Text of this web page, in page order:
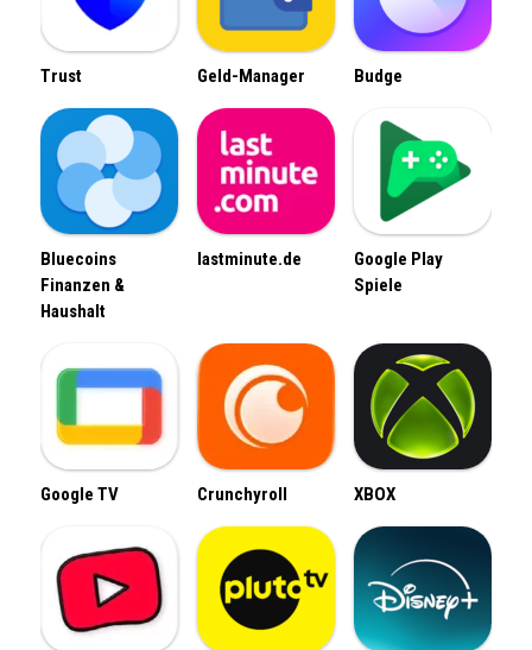
Trust Geld-Manager Budge
Bluecoins
Finanzen &
Haushalt
lastminute.de
Google Play
Spiele
Google TV Crunchyroll XBOX